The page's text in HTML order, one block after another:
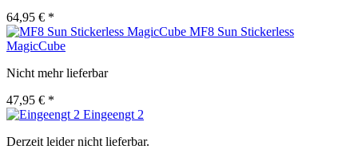
64,95 € *
MF8 Sun Stickerless
MagicCube
Nicht mehr lieferbar
47,95 € *
Eingeengt 2
Derzeit leider nicht lieferbar.